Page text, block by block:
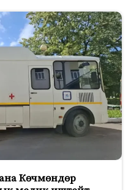
Көчмөндөр